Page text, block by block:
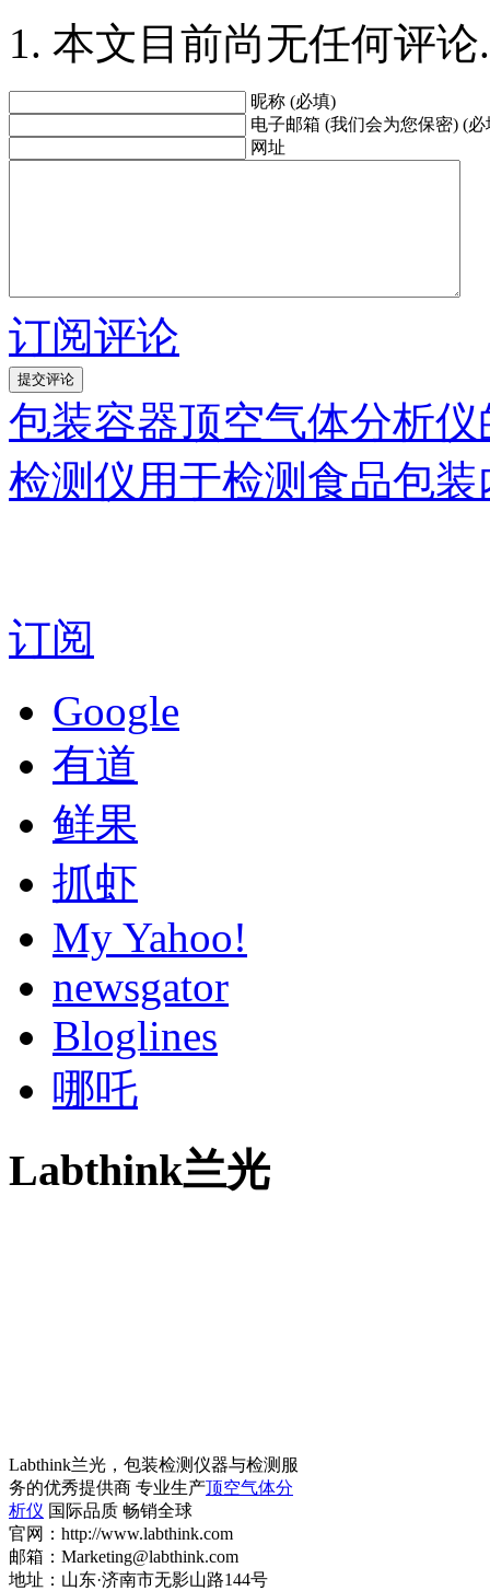
本文目前尚无任何评论.
昵称 (必填)
电子邮箱 (我们会为您保密) (必
网址
订阅评论
包装容器顶空气体分析
检测仪用于检测食品包
订阅
Google
有道
鲜果
抓虾
My Yahoo!
newsgator
Bloglines
哪吒
Labthink兰光
Labthink兰光，包装检测仪器与检测服
务的优秀提供商 专业生产顶空气体分
析仪 国际品质 畅销全球
官网：http://www.labthink.com
邮箱：Marketing@labthink.com
地址：山东·济南市无影山路144号